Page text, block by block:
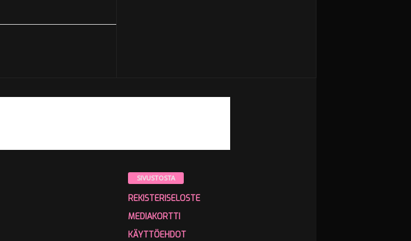
SIVUSTOSTA
REKISTERISELOSTE
MEDIAKORTTI
KÄYTTÖEHDOT